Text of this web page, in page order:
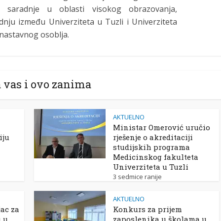
saradnje u oblasti visokog obrazovanja,
između Univerziteta u Tuzli i Univerziteta
osoblja.
vas i ovo zanima
AKTUELNO
Ministar Omerović uručio
rješenje o akreditaciji
studijskih programa
Medicinskog fakulteta
Univerziteta u Tuzli
3 sedmice ranije
za
u
AKTUELNO
Konkurs za prijem
zaposlenika u školama u